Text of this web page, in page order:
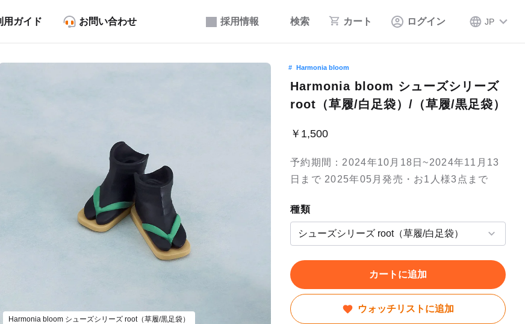
採用情報 検索 カート ログイン JP
用ガイド お問い合わせ
Harmonia bloom シューズシリーズ root（草履/黒足袋）
Harmonia bloom
Harmonia bloom シューズシリーズ
root（草履/白足袋）/（草履/黒足袋）
￥1,500
予約期間：2024年10月18日~2024年11月13
日まで 2025年05月発売・お1人様3点まで
種類
カートに追加
ウォッチリストに追加